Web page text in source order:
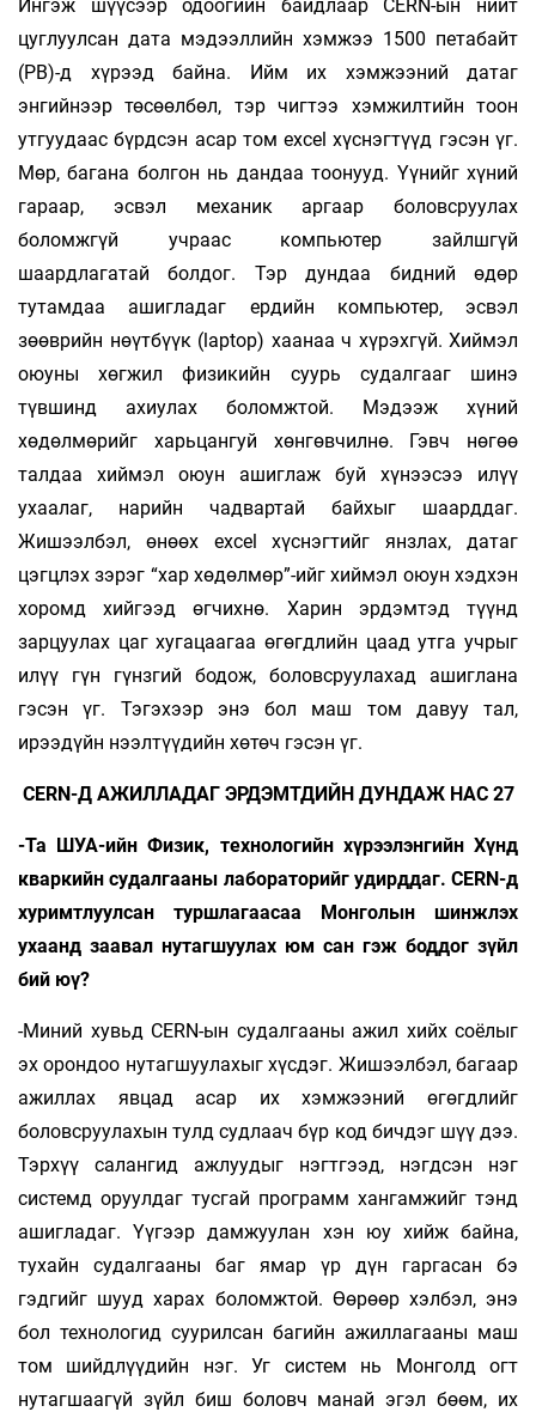
Ингэж шүүсээр одоогийн байдлаар CERN-ын нийт
цуглуулсан дата мэдээллийн хэмжээ 1500 петабайт
(PB)-д хүрээд байна. Ийм их хэмжээний датаг
энгийнээр төсөөлбөл, тэр чигтээ хэмжилтийн тоон
утгуудаас бүрдсэн асар том еxcel хүснэгтүүд гэсэн үг.
Мөр, багана болгон нь дандаа тоонууд. Үүнийг хүний
гараар, эсвэл механик аргаар боловсруулах
боломжгүй учраас компьютер зайлшгүй
шаардлагатай болдог. Тэр дундаа бидний өдөр
тутамдаа ашигладаг ердийн компьютер, эсвэл
зөөврийн нөүтбүүк (laptop) хаанаа ч хүрэхгүй. Хиймэл
оюуны хөгжил физикийн суурь судалгааг шинэ
түвшинд ахиулах боломжтой. Мэдээж хүний
хөдөлмөрийг харьцангуй хөнгөвчилнө. Гэвч нөгөө
талдаа хиймэл оюун ашиг­лаж буй хүнээсээ илүү
ухаалаг, нарийн чадвартай байхыг шаарддаг.
Жишээлбэл, өнөөх еxcel хүснэгтийг янзлах, датаг
цэгцлэх зэрэг “хар хөдөлмөр”-ийг хиймэл оюун хэдхэн
хоромд хийгээд өгчихнө. Харин эрдэмтэд түүнд
зарцуулах цаг хугацаагаа өгөгдлийн цаад утга учрыг
илүү гүн гүнзгий бодож, боловсруулахад ашиглана
гэсэн үг. Тэгэхээр энэ бол маш том давуу тал,
ирээдүйн нээлтүүдийн хөтөч гэсэн үг.
CERN-Д АЖИЛЛАДАГ ЭРДЭМТДИЙН ДУНДАЖ НАС 27
-Та ШУА-ийн Физик, технологийн хүрээлэнгийн Хүнд
кваркийн судалгааны лабораторийг удирддаг. CERN-д
хуримтлуулсан туршлагаасаа Монголын шинжлэх
ухаанд заавал нутагшуулах юм сан гэж боддог зүйл
бий юү?
-Миний хувьд CERN-ын судалгааны ажил хийх соёлыг
эх орондоо нутагшуулахыг хүсдэг. Жишээлбэл, багаар
ажиллах явцад асар их хэмжээний өгөгдлийг
боловсруулахын тулд судлаач бүр код бичдэг шүү дээ.
Тэрхүү салангид ажлуудыг нэгтгээд, нэгдсэн нэг
системд оруулдаг тусгай программ хангамжийг тэнд
ашигладаг. Үүгээр дамжуулан хэн юу хийж байна,
тухайн судалгааны баг ямар үр дүн гаргасан бэ
гэдгийг шууд харах боломжтой. Өөрөөр хэлбэл, энэ
бол технологид суурилсан багийн ажиллагааны маш
том шийдлүүдийн нэг. Уг систем нь Монголд огт
нутагшаагүй зүйл биш боловч манай эгэл бөөм, их